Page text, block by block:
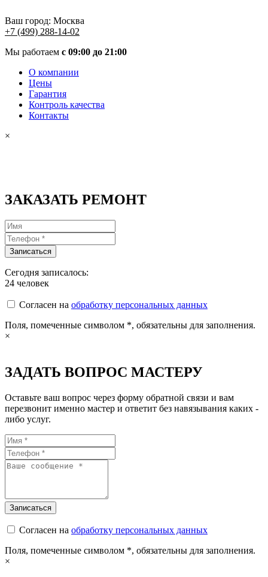
Ваш город: Москва
+7 (499) 288-14-02
Мы работаем с 09:00 до 21:00
О компании
Цены
Гарантия
Контроль качества
Контакты
×
ЗАКАЗАТЬ РЕМОНТ
Сегодня записалось:
24 человек
Согласен на обработку персональных данных
Поля, помеченные символом *, обязательны для заполнения.
×
ЗАДАТЬ ВОПРОС МАСТЕРУ
Оставьте ваш вопрос через форму обратной связи и вам
перезвонит именно мастер и ответит без навязывания каких -
либо услуг.
Согласен на обработку персональных данных
Поля, помеченные символом *, обязательны для заполнения.
×